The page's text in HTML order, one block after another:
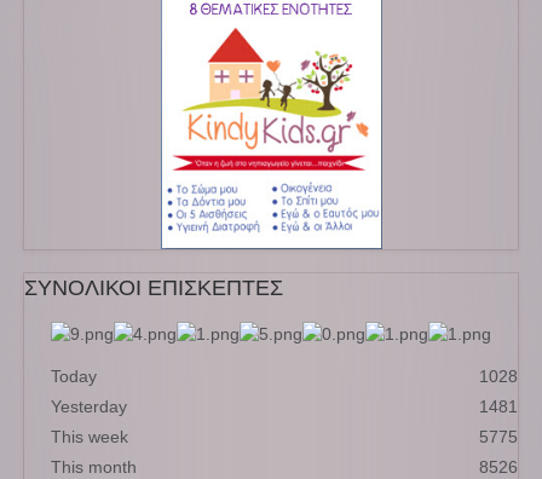
ΣΥΝΟΛΙΚΟΙ ΕΠΙΣΚΕΠΤΕΣ
Today
1028
Yesterday
1481
This week
5775
This month
8526